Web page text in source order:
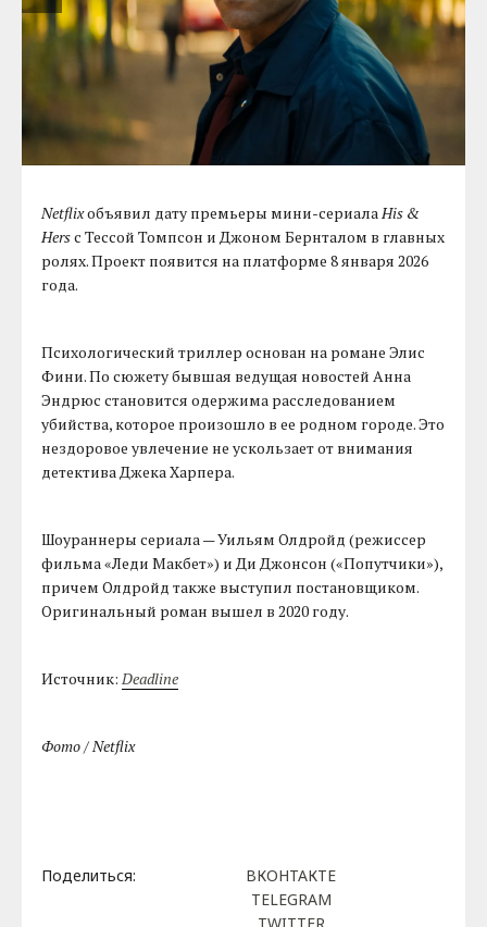
Netflixобъявил дату премьеры мини-сериалаHis &
Hersс Тессой Томпсон и Джоном Бернталом в главных
ролях. Проект появится на платформе 8 января 2026
года.
Психологический триллер основан на романе Элис
Фини. По сюжету бывшая ведущая новостей Анна
Эндрюс становится одержима расследованием
убийства, которое произошло в ее родном городе. Это
нездоровое увлечение не ускользает от внимания
детектива Джека Харпера.
Шоураннеры сериала — Уильям Олдройд (режиссер
фильма «Леди Макбет») и Ди Джонсон («Попутчики»),
причем Олдройд также выступил постановщиком.
Оригинальный роман вышел в 2020 году.
Источник:Deadline
Фото / Netflix
Поделиться:
ВКОНТАКТЕ
TELEGRAM